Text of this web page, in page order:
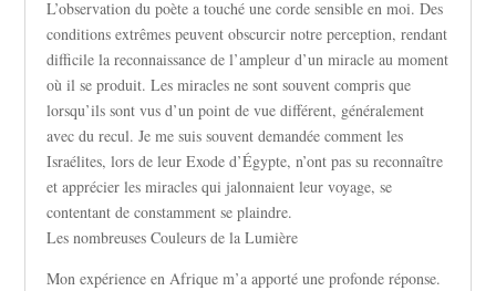
L’observation du poète a touché une corde sensible en moi. Des
conditions extrêmes peuvent obscurcir notre perception, rendant
difficile la reconnaissance de l’ampleur d’un miracle au moment
où il se produit. Les miracles ne sont souvent compris que
lorsqu’ils sont vus d’un point de vue différent, généralement
avec du recul. Je me suis souvent demandée comment les
Israélites, lors de leur Exode d’Égypte, n’ont pas su reconnaître
et apprécier les miracles qui jalonnaient leur voyage, se
contentant de constamment se plaindre.
Les nombreuses Couleurs de la Lumière
Mon expérience en Afrique m’a apporté une profonde réponse.